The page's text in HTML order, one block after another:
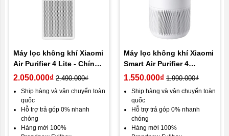
Máy lọc không khí Xiaomi
Air Purifier 4 Lite - Chính
hãng
2.050.000₫ 2.490.000₫
Ship hàng và vận chuyển toàn
quốc
Hỗ trợ trả góp 0% nhanh
chóng
Hàng mới 100%
Máy lọc không khí Xiaomi
Smart Air Purifier 4
Compact
1.550.000₫ 1.990.000₫
Ship hàng và vận chuyển toàn
quốc
Hỗ trợ trả góp 0% nhanh
chóng
Hàng mới 100%